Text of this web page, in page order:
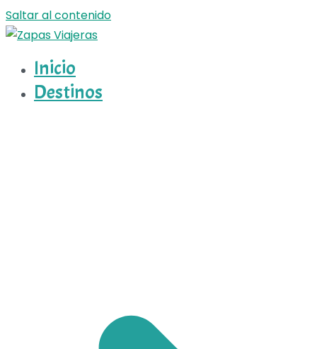
Saltar al contenido
Zapas Viajeras
Zapas Viajeras viajes y escapadas pa que te copies
Inicio
Destinos